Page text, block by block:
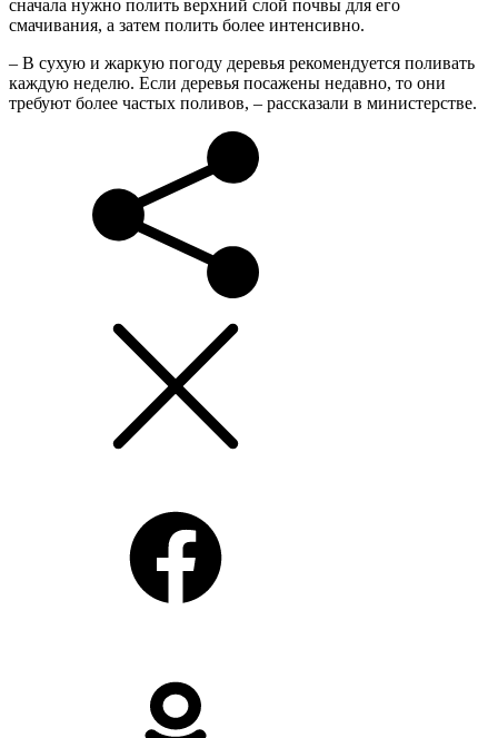
сначала нужно полить верхний слой почвы для его
смачивания, а затем полить более интенсивно.
– В сухую и жаркую погоду деревья рекомендуется поливать
каждую неделю. Если деревья посажены недавно, то они
требуют более частых поливов, – рассказали в министерстве.